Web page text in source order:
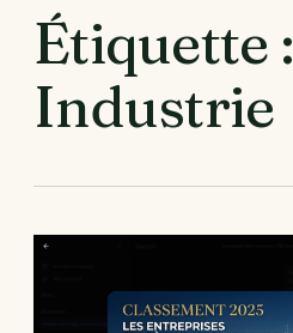
Étiquette :
Industrie